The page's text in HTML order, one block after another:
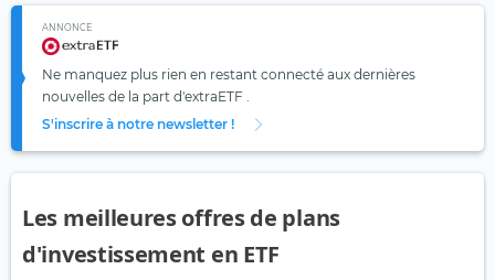
ANNONCE
Ne manquez plus rien en restant connecté aux dernières
nouvelles de la part d'extraETF .
S'inscrire à notre newsletter !
Les meilleures offres de plans
d'investissement en ETF